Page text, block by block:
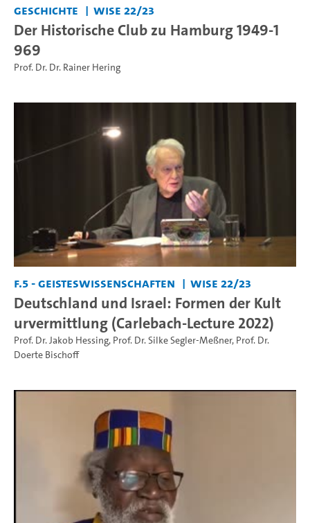
Geschichte WiSe 22/23
Der Historische Club zu Hamburg 1949-1
969
Prof. Dr. Dr. Rainer Hering
F.5 - Geisteswissenschaften WiSe 22/23
Deutschland und Israel: Formen der Kult
urvermittlung (Carlebach-Lecture 2022)
Prof. Dr. Jakob Hessing, Prof. Dr. Silke Segler-Meßner, Prof. Dr.
Doerte Bischoff